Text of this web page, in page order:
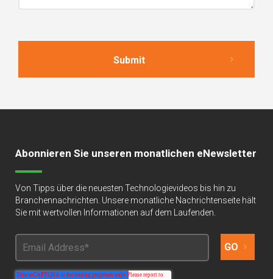
Abonnieren Sie unseren monatlichen eNewsletter
Von Tipps über die neuesten Technologievideos bis hin zu
Branchennachrichten. Unsere monatliche Nachrichtenseite hält
Sie mit wertvollen Informationen auf dem Laufenden.